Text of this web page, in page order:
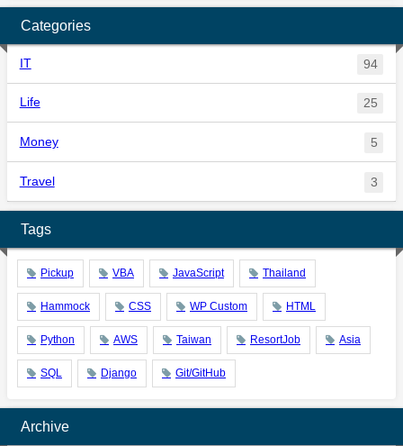
Categories
IT 94
Life 25
Money 5
Travel 3
Tags
Pickup VBA JavaScript Thailand
Hammock CSS WP Custom HTML
Python AWS Taiwan ResortJob Asia
SQL Django Git/GitHub
Archive